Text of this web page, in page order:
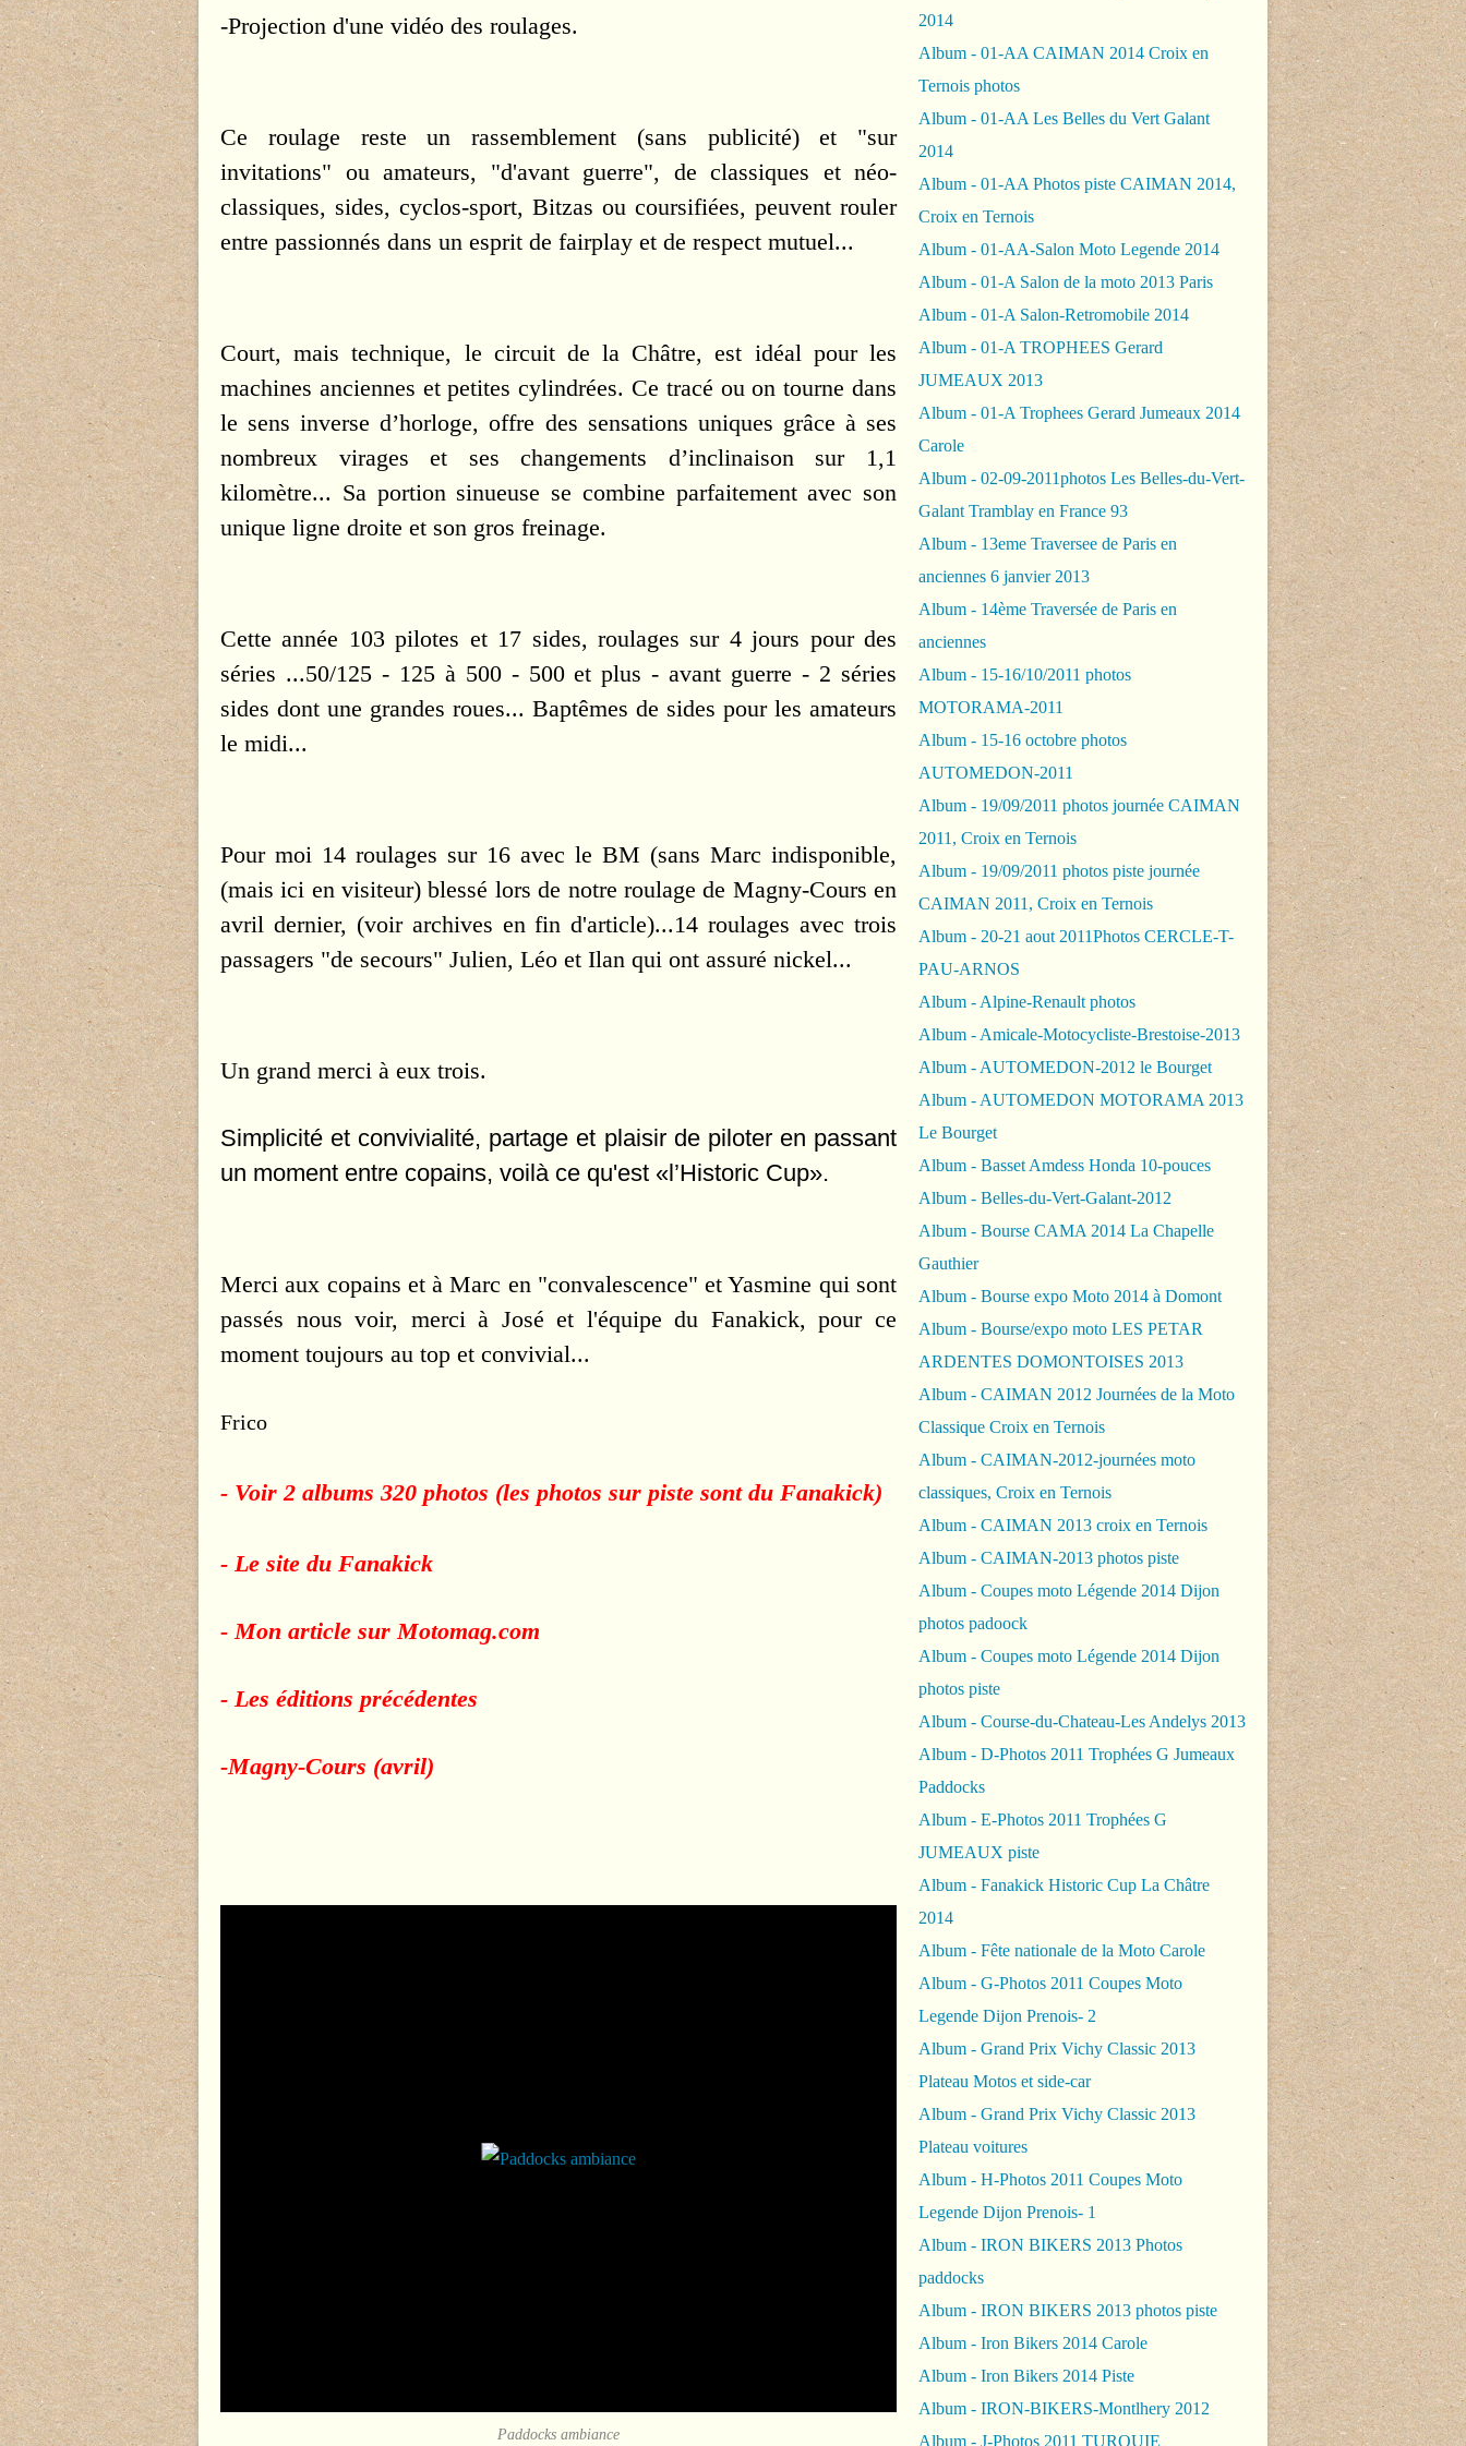
-Projection d'une vidéo des roulages.
Ce roulage reste un rassemblement (sans publicité) et "sur
invitations" ou amateurs, "d'avant guerre", de classiques et néo-
classiques, sides, cyclos-sport, Bitzas ou coursifiées, peuvent rouler
entre passionnés dans un esprit de fairplay et de respect mutuel...
Court, mais technique, le circuit de la Châtre, est idéal pour les
machines anciennes et petites cylindrées. Ce tracé ou on tourne dans
le sens inverse d’horloge, offre des sensations uniques grâce à ses
nombreux virages et ses changements d’inclinaison sur 1,1
kilomètre... Sa portion sinueuse se combine parfaitement avec son
unique ligne droite et son gros freinage.
Cette année 103 pilotes et 17 sides, roulages sur 4 jours pour des
séries ...50/125 - 125 à 500 - 500 et plus - avant guerre - 2 séries
sides dont une grandes roues... Baptêmes de sides pour les amateurs
le midi...
Pour moi 14 roulages sur 16 avec le BM (sans Marc indisponible,
(mais ici en visiteur) blessé lors de notre roulage de Magny-Cours en
avril dernier, (voir archives en fin d'article)...14 roulages avec trois
passagers "de secours" Julien, Léo et Ilan qui ont assuré nickel...
Un grand merci à eux trois.
Simplicité et convivialité, partage et plaisir de piloter en passant
un moment entre copains, voilà ce qu'est «l’Historic Cup».
Merci aux copains et à Marc en "convalescence" et Yasmine qui sont
passés nous voir, merci à José et l'équipe du Fanakick, pour ce
moment toujours au top et convivial...
Frico
- Voir 2 albums 320 photos (les photos sur piste sont du Fanakick)
- Le site du Fanakick
- Mon article sur Motomag.com
- Les éditions précédentes
-Magny-Cours (avril)
Paddocks ambiance
2014
Album - 01-AA CAIMAN 2014 Croix en
Ternois photos
Album - 01-AA Les Belles du Vert Galant
2014
Album - 01-AA Photos piste CAIMAN 2014,
Croix en Ternois
Album - 01-AA-Salon Moto Legende 2014
Album - 01-A Salon de la moto 2013 Paris
Album - 01-A Salon-Retromobile 2014
Album - 01-A TROPHEES Gerard
JUMEAUX 2013
Album - 01-A Trophees Gerard Jumeaux 2014
Carole
Album - 02-09-2011photos Les Belles-du-Vert-
Galant Tramblay en France 93
Album - 13eme Traversee de Paris en
anciennes 6 janvier 2013
Album - 14ème Traversée de Paris en
anciennes
Album - 15-16/10/2011 photos
MOTORAMA-2011
Album - 15-16 octobre photos
AUTOMEDON-2011
Album - 19/09/2011 photos journée CAIMAN
2011, Croix en Ternois
Album - 19/09/2011 photos piste journée
CAIMAN 2011, Croix en Ternois
Album - 20-21 aout 2011Photos CERCLE-T-
PAU-ARNOS
Album - Alpine-Renault photos
Album - Amicale-Motocycliste-Brestoise-2013
Album - AUTOMEDON-2012 le Bourget
Album - AUTOMEDON MOTORAMA 2013
Le Bourget
Album - Basset Amdess Honda 10-pouces
Album - Belles-du-Vert-Galant-2012
Album - Bourse CAMA 2014 La Chapelle
Gauthier
Album - Bourse expo Moto 2014 à Domont
Album - Bourse/expo moto LES PETAR
ARDENTES DOMONTOISES 2013
Album - CAIMAN 2012 Journées de la Moto
Classique Croix en Ternois
Album - CAIMAN-2012-journées moto
classiques, Croix en Ternois
Album - CAIMAN 2013 croix en Ternois
Album - CAIMAN-2013 photos piste
Album - Coupes moto Légende 2014 Dijon
photos padoock
Album - Coupes moto Légende 2014 Dijon
photos piste
Album - Course-du-Chateau-Les Andelys 2013
Album - D-Photos 2011 Trophées G Jumeaux
Paddocks
Album - E-Photos 2011 Trophées G
JUMEAUX piste
Album - Fanakick Historic Cup La Châtre
2014
Album - Fête nationale de la Moto Carole
Album - G-Photos 2011 Coupes Moto
Legende Dijon Prenois- 2
Album - Grand Prix Vichy Classic 2013
Plateau Motos et side-car
Album - Grand Prix Vichy Classic 2013
Plateau voitures
Album - H-Photos 2011 Coupes Moto
Legende Dijon Prenois- 1
Album - IRON BIKERS 2013 Photos
paddocks
Album - IRON BIKERS 2013 photos piste
Album - Iron Bikers 2014 Carole
Album - Iron Bikers 2014 Piste
Album - IRON-BIKERS-Montlhery 2012
Album - J-Photos 2011 TURQUIE